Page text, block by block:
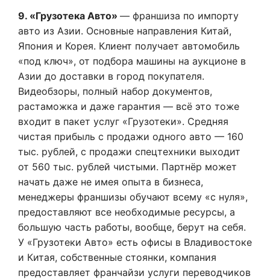
9. «Грузотека Авто» — франшиза по импорту
авто из Азии. Основные направления Китай,
Япония и Корея. Клиент получает автомобиль
«под ключ», от подбора машины на аукционе в
Азии до доставки в город покупателя.
Видеобзоры, полный набор документов,
растаможка и даже гарантия — всё это тоже
входит в пакет услуг «Грузотеки». Средняя
чистая прибыль с продажи одного авто — 160
тыс. рублей, с продажи спецтехники выходит
от 560 тыс. рублей чистыми. Партнёр может
начать даже не имея опыта в бизнеса,
менеджеры франшизы обучают всему «с нуля»,
предоставляют все необходимые ресурсы, а
большую часть работы, вообще, берут на себя.
У «Грузотеки Авто» есть офисы в Владивостоке
и Китая, собственные стоянки, компания
предоставляет франчайзи услуги переводчиков